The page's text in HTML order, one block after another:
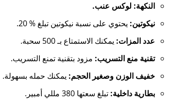
النكهة: لوكس عنب.
نيكوتين: يحتوي على نسبة نيكوتين تبلغ % 20.
عدد المزات: يمكنك الاستمتاع بـ 500 سحبة.
تقنية منع التسريب: مزود بتقنية تمنع التسريب.
خفيف الوزن وصغير الحجم: يمكنك حمله بسهولة.
بطارية داخلية: تبلغ سعتها 380 مللي أمبير.